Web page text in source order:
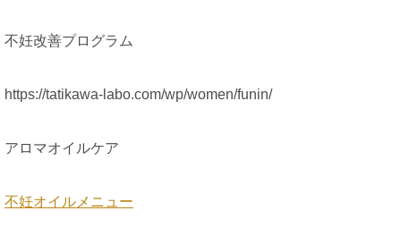
不妊改善プログラム
https://tatikawa-labo.com/wp/women/funin/
アロマオイルケア
不妊オイルメニュー